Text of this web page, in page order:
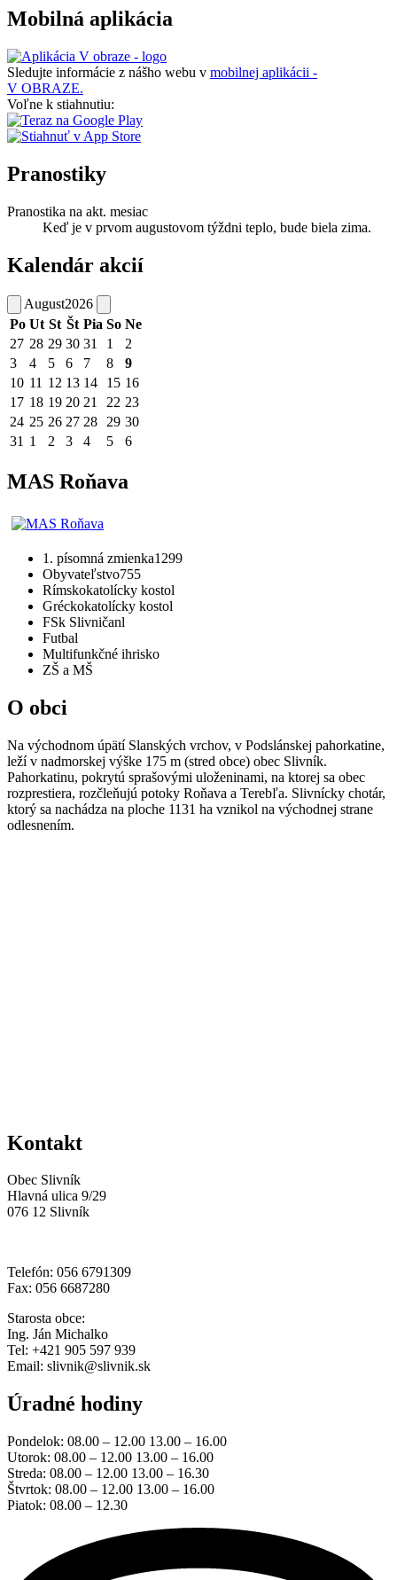
Mobilná aplikácia
Sledujte informácie z nášho webu v mobilnej aplikácii -
V OBRAZE.
Voľne k stiahnutiu:
Pranostiky
Pranostika na akt. mesiac
Keď je v prvom augustovom týždni teplo, bude biela zima.
Kalendár akcií
August2026
Po Ut St Št Pia So Ne
27 28 29 30 31 1
2
3
4 5 6 7 8
9
10 11 12 13 14 15 16
17 18 19 20 21 22 23
24 25 26 27 28 29 30
31 1 2 3 4 5 6
MAS Roňava
1. písomná zmienka1299
Obyvateľstvo755
Rímskokatolícky kostol
Gréckokatolícky kostol
FSk Slivničanl
Futbal
Multifunkčné ihrisko
ZŠ a MŠ
O obci
Na východnom úpätí Slanských vrchov, v Podslánskej pahorkatine,
leží v nadmorskej výške 175 m (stred obce) obec Slivník.
Pahorkatinu, pokrytú sprašovými uloženinami, na ktorej sa obec
rozprestiera, rozčleňujú potoky Roňava a Terebľa. Slivnícky chotár,
ktorý sa nachádza na ploche 1131 ha vznikol na východnej strane
odlesnením.
Kontakt
Obec Slivník
Hlavná ulica 9/29
076 12 Slivník
Telefón: 056 6791309
Fax: 056 6687280
Starosta obce:
Ing. Ján Michalko
Tel: +421 905 597 939
Email: slivnik@slivnik.sk
Úradné hodiny
Pondelok: 08.00 – 12.00 13.00 – 16.00
Utorok: 08.00 – 12.00 13.00 – 16.00
Streda: 08.00 – 12.00 13.00 – 16.30
Štvrtok: 08.00 – 12.00 13.00 – 16.00
Piatok: 08.00 – 12.30